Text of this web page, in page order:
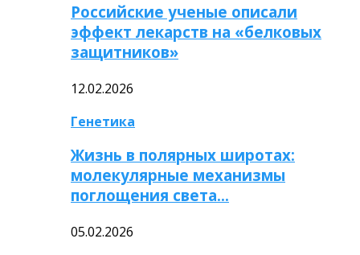
Российские ученые описали
эффект лекарств на «белковых
защитников»
12.02.2026
Генетика
Жизнь в полярных широтах:
молекулярные механизмы
поглощения света…
05.02.2026